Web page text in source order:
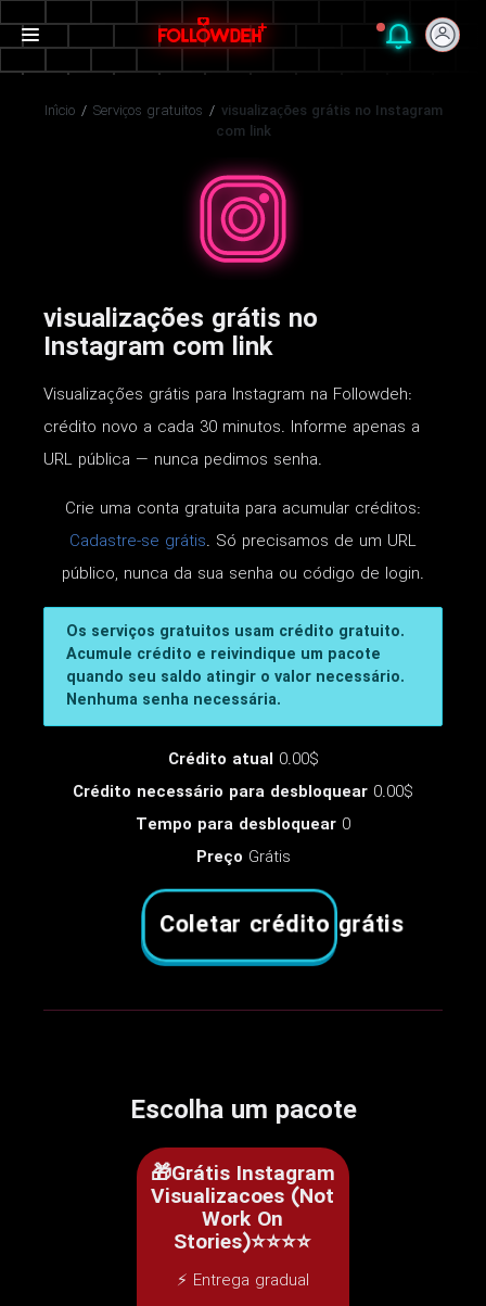
Início / Serviços gratuitos / visualizações grátis no Instagram
com link
visualizações grátis no
Instagram com link
Visualizações grátis para Instagram na Followdeh:
crédito novo a cada 30 minutos. Informe apenas a
URL pública — nunca pedimos senha.
Crie uma conta gratuita para acumular créditos:
Cadastre-se grátis. Só precisamos de um URL
público, nunca da sua senha ou código de login.
Os serviços gratuitos usam crédito gratuito.
Acumule crédito e reivindique um pacote
quando seu saldo atingir o valor necessário.
Nenhuma senha necessária.
Crédito atual 0.00$
Crédito necessário para desbloquear 0.00$
Tempo para desbloquear 0
Preço Grátis
Coletar crédito grátis
Escolha um pacote
🎁Grátis Instagram
Visualizacoes (Not
Work On
Stories)⭐⭐⭐⭐
⚡ Entrega gradual